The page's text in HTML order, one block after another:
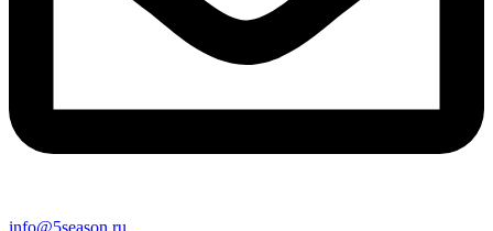
info@5season.ru